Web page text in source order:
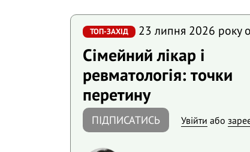
ТОП-ЗАХІД 23 липня 2026 року
Сімейний лікар і
ревматологія: точки
перетину
ПІДПИСАТИСЬ Увійти або